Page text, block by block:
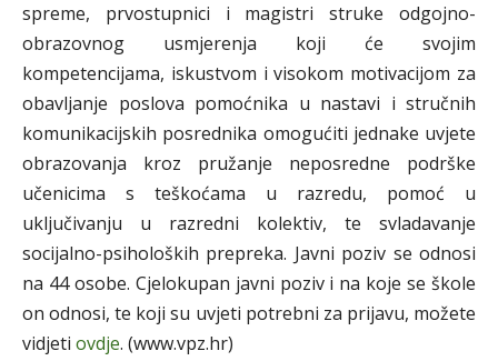
spreme, prvostupnici i magistri struke odgojno-
obrazovnog usmjerenja koji će svojim
kompetencijama, iskustvom i visokom motivacijom za
obavljanje poslova pomoćnika u nastavi i stručnih
komunikacijskih posrednika omogućiti jednake uvjete
obrazovanja kroz pružanje neposredne podrške
učenicima s teškoćama u razredu, pomoć u
uključivanju u razredni kolektiv, te svladavanje
socijalno-psiholoških prepreka. Javni poziv se odnosi
na 44 osobe. Cjelokupan javni poziv i na koje se škole
on odnosi, te koji su uvjeti potrebni za prijavu, možete
vidjeti ovdje. (www.vpz.hr)